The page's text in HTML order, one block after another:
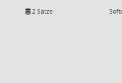
2 Sätze